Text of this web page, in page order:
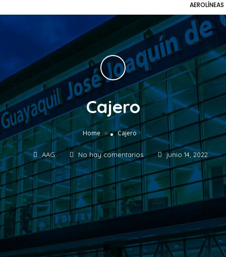
AEROLÍNEAS
Cajero
Home » Cajero
AAG No hay comentarios junio 14, 2022